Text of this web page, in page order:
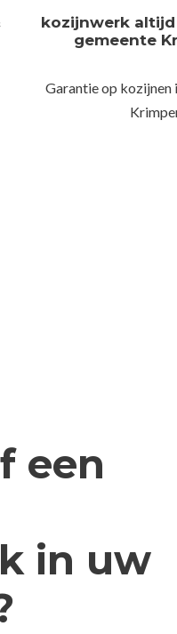
kozijnwerk
gemeente
Garantie op
een
in uw